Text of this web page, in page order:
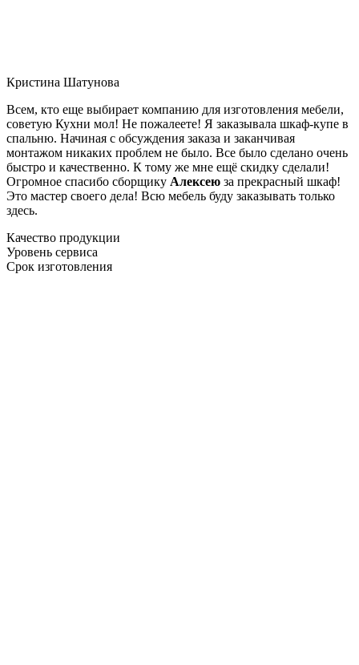
Кристина Шатунова
Всем, кто еще выбирает компанию для изготовления мебели,
советую Кухни мол! Не пожалеете! Я заказывала шкаф-купе в
спальню. Начиная с обсуждения заказа и заканчивая
монтажом никаких проблем не было. Все было сделано очень
быстро и качественно. К тому же мне ещё скидку сделали!
Огромное спасибо сборщику Алексею за прекрасный шкаф!
Это мастер своего дела! Всю мебель буду заказывать только
здесь.
Качество продукции
Уровень сервиса
Срок изготовления